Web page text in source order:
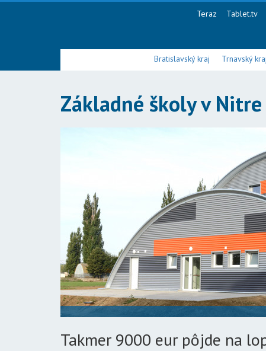
Teraz Tablet.tv
Bratislavský kraj Trnavský kraj
Základné školy v
Takmer 9000 eur pôjde na